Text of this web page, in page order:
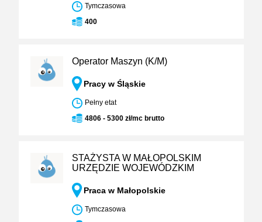
Tymczasowa
400
Operator Maszyn (K/M)
Pracy w Śląskie
Pełny etat
4806 - 5300 zł/mc brutto
STAŻYSTA W MAŁOPOLSKIM
URZĘDZIE WOJEWÓDZKIM
Praca w Małopolskie
Tymczasowa